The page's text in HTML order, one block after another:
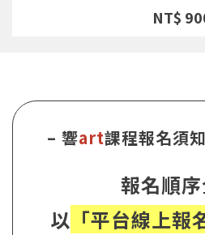
NT$
– 響art課程報名須知
報名順
以 「平台線上報